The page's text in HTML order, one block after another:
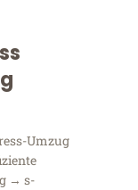
Umzug
→ s-